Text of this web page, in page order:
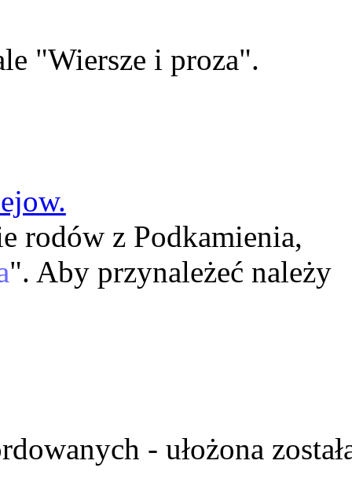
"Wiersze i proza".
rodów z Podkamienia,
". Aby przynależeć należy
- ułożona